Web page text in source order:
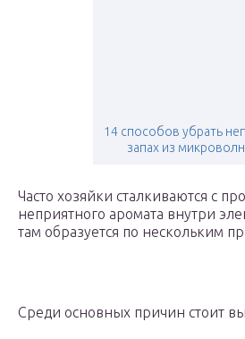
14 способов убрать
запах из
Часто хозяйки сталкиваются с
неприятного аромата внутри
там образуется по нескольким
Среди основных причин стоит